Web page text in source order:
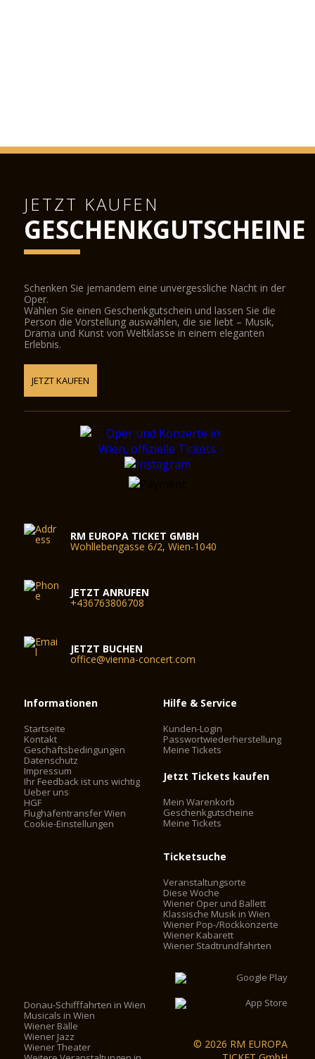
JETZT KAUFEN
GESCHENKGUTSCHEINE
Schenken Sie jemandem eine unvergessliche Nacht in der
Oper.
Wählen Sie einen Geschenkgutschein und lassen Sie die
Person die Vorstellung auswählen, die sie liebt – Musik,
Drama und Kunst von Weltklasse in einem eleganten
Erlebnis.
JETZT KAUFEN
RM EUROPA TICKET GMBH
Wohllebengasse 6/2, Wien-1040
JETZT ANRUFEN
+436763806708
JETZT BUCHEN
office@vienna-concert.com
Informationen
Startseite
Kontakt
Geschäftsbedingungen
Datenschutz
Impressum
Ihr Feedback ist uns wichtig
Ueber uns
HGF
Flughafentransfer Wien
Cookie-Einstellungen
Hilfe & Service
Kunden-Login
Passwortwiederherstellung
Meine Tickets
Jetzt Tickets kaufen
Mein Warenkorb
Geschenkgutscheine
Meine Tickets
Ticketsuche
Veranstaltungsorte
Diese Woche
Wiener Oper und Ballett
Klassische Musik in Wien
Wiener Pop-/Rockkonzerte
Wiener Kabarett
Wiener Stadtrundfahrten
Donau-Schifffahrten in Wien
Musicals in Wien
Wiener Bälle
Wiener Jazz
Wiener Theater
© 2026 RM EUROPA